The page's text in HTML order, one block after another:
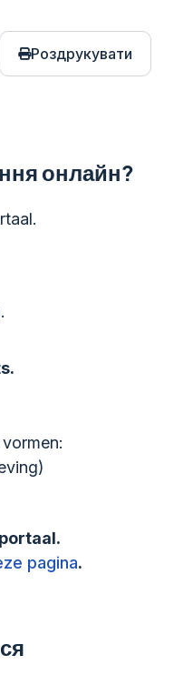
Роздрукувати
онлайн?
pagina.